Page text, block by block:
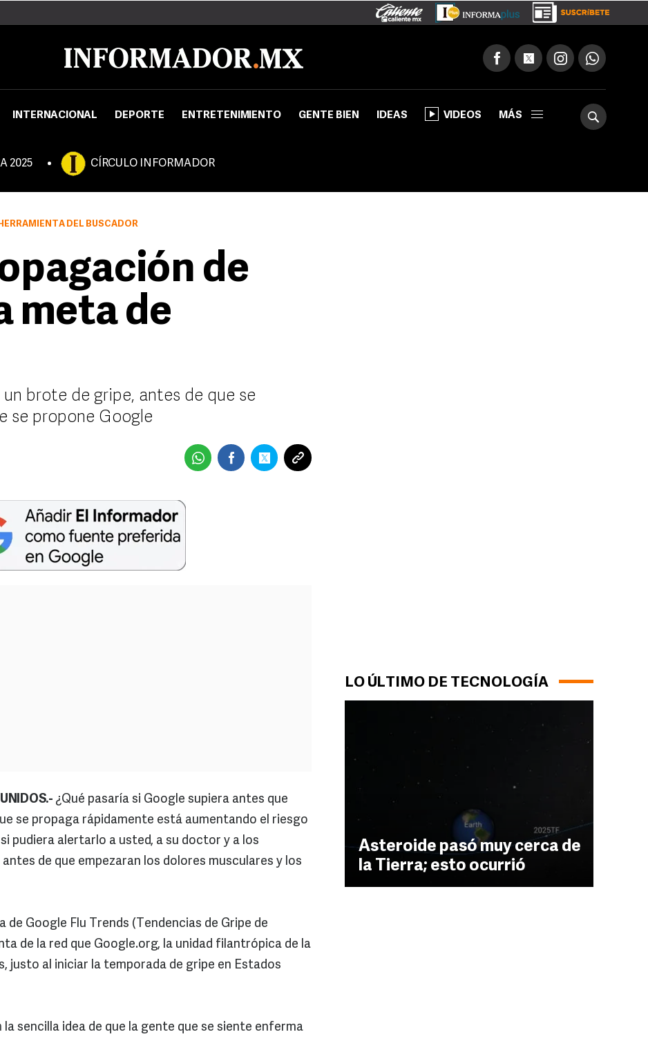
INTERNACIONAL DEPORTE ENTRETENIMIENTO GENTE BIEN IDEAS VIDEOS MÁS
2025 CÍRCULO INFORMADOR
LO ÚLTIMO DE TECNOLOGÍA
Asteroide pasó muy cerca de
la Tierra; esto ocurrió
DEL BUSCADOR
de
meta de
brote de gripe, antes de que se
se propone Google
¿Qué pasaría si Google supiera antes que
se propaga rápidamente está aumentando el riesgo
pudiera alertarlo a usted, a su doctor y a los
de que empezaran los dolores musculares y los
de Google Flu Trends (Tendencias de Gripe de
de la red que Google.org, la unidad filantrópica de la
justo al iniciar la temporada de gripe en Estados
la sencilla idea de que la gente que se siente enferma